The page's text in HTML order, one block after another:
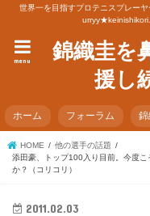
世界一を目指すプロテニスプレー
錦織圭を
援し
menu
ホーム フォーラム 錦
HOME
他の選手の話題
添田豪、トップ100入り目前。今度
か？（コリコリ）
2011.02.03